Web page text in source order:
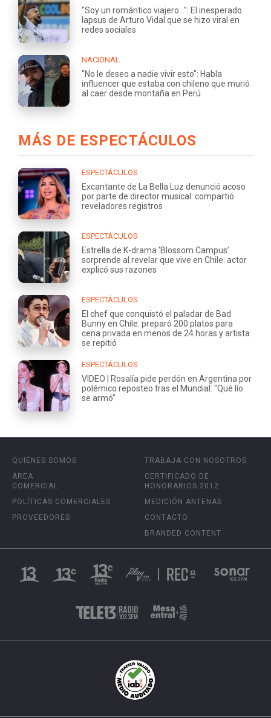
"Soy un romántico viajero...": El inesperado
lapsus de Arturo Vidal que se hizo viral en
redes sociales
NACIONAL
"No le deseo a nadie vivir esto": Habla
influencer que estaba con chileno que murió
al caer desde montaña en Perú
MÁS DE ESPECTÁCULOS
ESPECTÁCULOS
Excantante de La Bella Luz denunció acoso
por parte de director musical: compartió
reveladores registros
ESPECTÁCULOS
Estrella de K-drama ‘Blossom Campus’
sorprende al revelar que vive en Chile: actor
explicó sus razones
ESPECTÁCULOS
El chef que conquistó el paladar de Bad
Bunny en Chile: preparó 200 platos para
cena privada en menos de 24 horas y artista
se repitió
ESPECTÁCULOS
VIDEO | Rosalía pide perdón en Argentina por
polémico reposteo tras el Mundial: "Qué lío
se armó"
QUIÉNES SOMOS
ÁREA
COMERCIAL
POLÍTICAS COMERCIALES
PROVEEDORES
TRABAJA CON NOSOTROS
CERTIFICADO DE
HONORARIOS 2012
MEDICIÓN ANTENAS
CONTACTO
BRANDED CONTENT